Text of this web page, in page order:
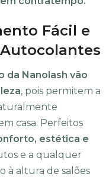
Fácil e
Autocolantes
da Nanolash vão
, pois permitem a
casa. Perfeitos
estética e
e a qualquer
à altura de salões